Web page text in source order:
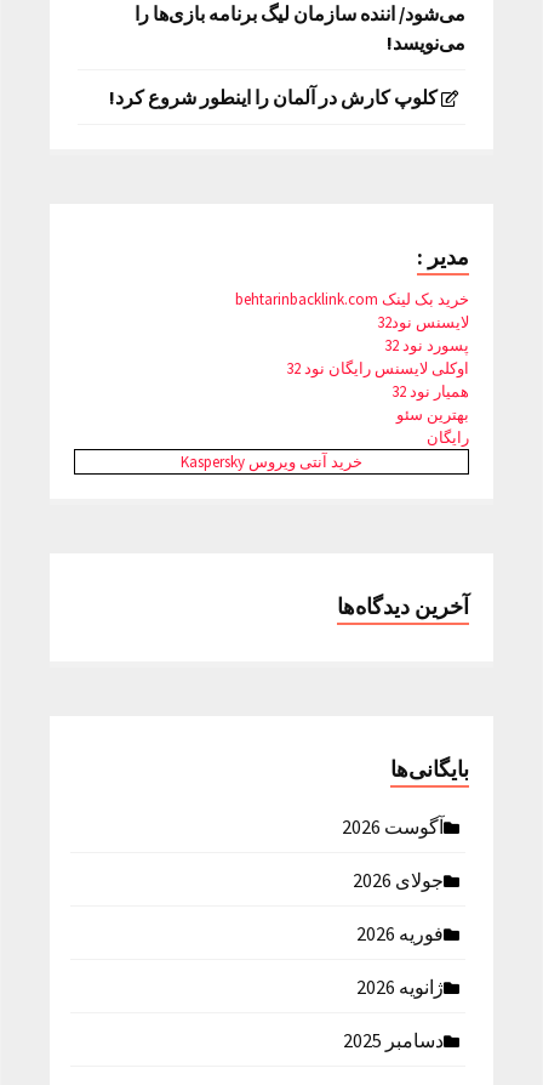
می‌شود/ اننده سازمان لیگ برنامه بازی‌ها را
می‌نویسد!
کلوپ کارش در آلمان را اینطور شروع کرد!
مدیر :
خرید بک لینک behtarinbacklink.com
لایسنس نود32
پسورد نود 32
اوکلی لایسنس رایگان نود 32
همیار نود 32
بهترین سئو
رایگان
خرید آنتی ویروس Kaspersky
آخرین دیدگاه‌ها
بایگانی‌ها
آگوست 2026
جولای 2026
فوریه 2026
ژانویه 2026
دسامبر 2025